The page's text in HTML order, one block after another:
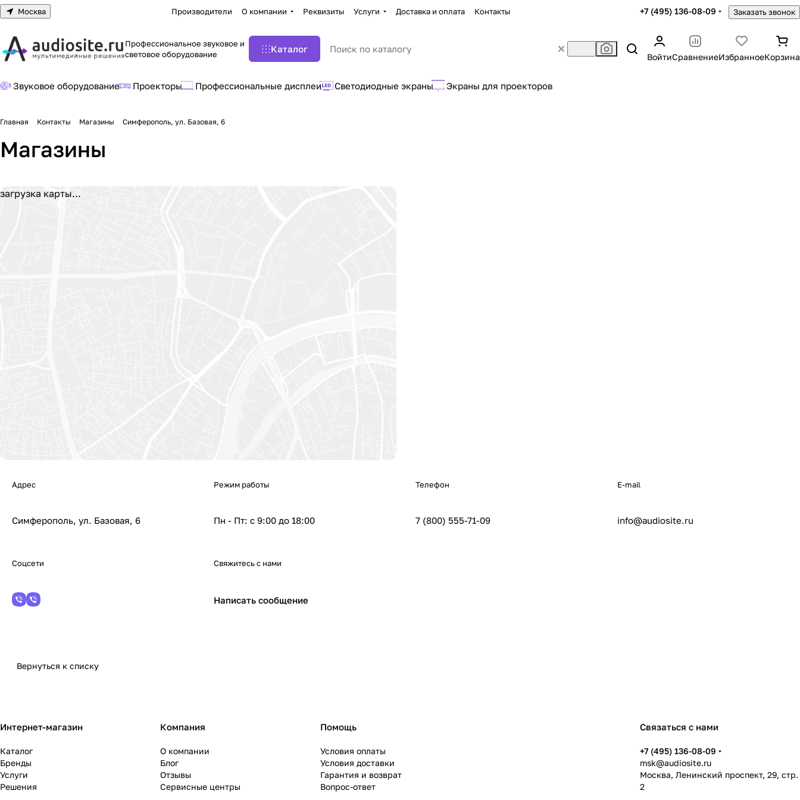
Москва Производители О компании Реквизиты Услуги Доставка и оплата Контакты +7 (495) 136-08-09 Заказать звонок
Профессиональное звуковое и
световое оборудование
Каталог
ВойтиСравнениеИзбранноеКорзина
Звуковое оборудование Проекторы Профессиональные дисплеи Светодиодные экраны Экраны для проекторов
Главная Контакты Магазины Симферополь, ул. Базовая, 6
Магазины
загрузка карты...
Адрес
Симферополь, ул. Базовая, 6
Режим работы
Пн - Пт: с 9:00 до 18:00
Телефон
7 (800) 555-71-09
E-mail
info@audiosite.ru
Соцсети Свяжитесь с нами
Написать сообщение
Вернуться к списку
Интернет-магазин
Каталог
Бренды
Услуги
Решения
Компания
О компании
Блог
Отзывы
Сервисные центры
Помощь
Условия оплаты
Условия доставки
Гарантия и возврат
Вопрос-ответ
Связаться с нами
+7 (495) 136-08-09
msk@audiosite.ru
Москва, Ленинский проспект, 29, стр.
2